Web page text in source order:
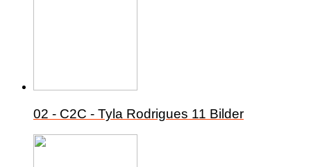
02 - C2C - Tyla Rodrigues 11 Bilder